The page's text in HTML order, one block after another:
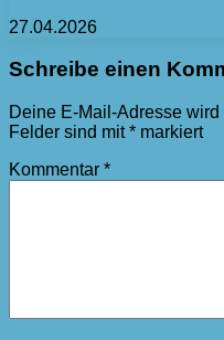
27.04.2026
Schreibe einen
Deine E-Mail-Adresse
Felder sind mit* markiert
Kommentar *